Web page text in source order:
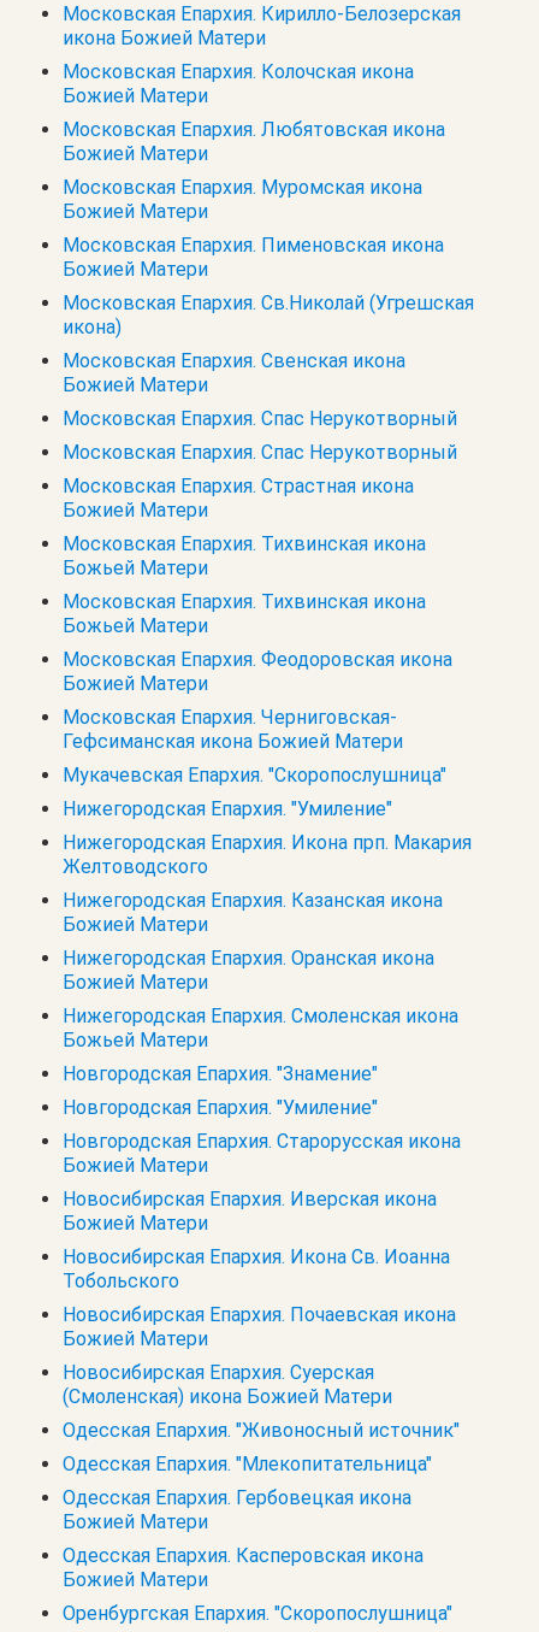
Московская Епархия. Кирилло-Белозерская
икона Божией Матери
Московская Епархия. Колочская икона
Божией Матери
Московская Епархия. Любятовская икона
Божией Матери
Московская Епархия. Муромская икона
Божией Матери
Московская Епархия. Пименовская икона
Божией Матери
Московская Епархия. Св.Николай (Угрешская
икона)
Московская Епархия. Свенская икона
Божией Матери
Московская Епархия. Спас Нерукотворный
Московская Епархия. Спас Нерукотворный
Московская Епархия. Страстная икона
Божией Матери
Московская Епархия. Тихвинская икона
Божьей Матери
Московская Епархия. Тихвинская икона
Божьей Матери
Московская Епархия. Феодоровская икона
Божией Матери
Московская Епархия. Черниговская-
Гефсиманская икона Божией Матери
Мукачевская Епархия. "Скоропослушница"
Нижегородская Епархия. "Умиление"
Нижегородская Епархия. Икона прп. Макария
Желтоводского
Нижегородская Епархия. Казанская икона
Божией Матери
Нижегородская Епархия. Оранская икона
Божией Матери
Нижегородская Епархия. Смоленская икона
Божьей Матери
Новгородская Епархия. "Знамение"
Новгородская Епархия. "Умиление"
Новгородская Епархия. Старорусская икона
Божией Матери
Новосибирская Епархия. Иверская икона
Божией Матери
Новосибирская Епархия. Икона Св. Иоанна
Тобольского
Новосибирская Епархия. Почаевская икона
Божией Матери
Новосибирская Епархия. Суерская
(Смоленская) икона Божией Матери
Одесская Епархия. "Живоносный источник"
Одесская Епархия. "Млекопитательница"
Одесская Епархия. Гербовецкая икона
Божией Матери
Одесская Епархия. Касперовская икона
Божией Матери
Оренбургская Епархия. "Скоропослушница"